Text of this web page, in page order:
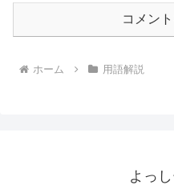
コメン
ホーム 用語解説
よっ